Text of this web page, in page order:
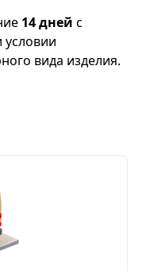
14 дней с
условии
вида изделия.